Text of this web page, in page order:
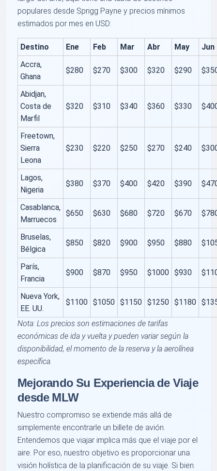
populares desde Sprigg Payne y precios mínimos
estimados por mes en USD:
Destino Ene Feb Mar Abr May
Jun
Accra,
Ghana
$280 $270 $300 $320 $290
Abidjan,
Costa de
Marfil
$320 $310 $340 $360 $330
Freetown,
Sierra
Leona
$230 $220 $250 $270 $240
Lagos,
Nigeria
$380 $370 $400 $420 $390
Casablanca,
Marruecos
$650 $630 $680 $720 $670
Bruselas,
Bélgica
$850 $820 $900 $950 $880
París,
Francia
$900 $870 $950 $1000 $930
Nueva York,
EE. UU.
$1100 $1050 $1150 $1250 $1180
Nota: Los precios son estimaciones de tarifas
económicas de ida y vuelta y pueden variar según la
disponibilidad, el momento de la reserva y la aerolínea
específica.
Mejorando Su Experiencia de Viaje
desde MLW
Nuestro compromiso se extiende más allá de
simplemente encontrarle un billete de avión.
Entendemos que viajar implica más que el viaje por el
aire. Por eso, nuestro objetivo es proporcionar una
visión holística de la planificación de su viaje. Si bien